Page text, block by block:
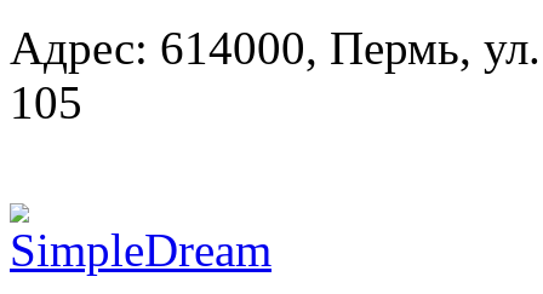
Адрес: 614000, Пермь,
105